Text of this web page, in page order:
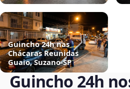
Guincho 24h nas
Chácaras Reunidas
Guaio, Suzano‑SP
Guincho 24h